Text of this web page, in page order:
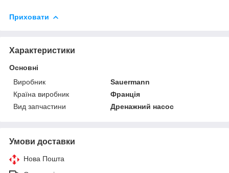
Приховати
Характеристики
Основні
Виробник
Sauermann
Країна виробник
Франція
Вид запчастини
Дренажний насос
Умови доставки
Нова Пошта